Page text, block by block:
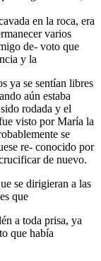
en la roca, era
varios
de- voto que
y la
ya se sentían libres
aún estaba
rodada y el
visto por María la
se
re- conocido por
de nuevo.
se dirigieran a las
que
a toda prisa, ya
que había